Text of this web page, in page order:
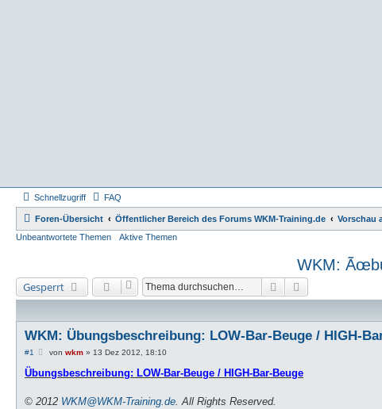
Schnellzugriff FAQ
Foren-Übersicht Öffentlicher Bereich des Forums WKM-Training.de
Vorschau
Unbeantwortete Themen
Aktive Themen
WKM:
Gesperrt Suche
WKM: Übungsbeschreibung: LOW-Bar-Beuge / HIGH-
#1
B
i
t
a
von wkm» 13 Dez 2012, 18:10
Übungsbeschreibung: LOW-Bar-Beuge / HIGH-Bar-Beuge
© 2012 WKM@WKM-Training.de. All Rights Reserved.